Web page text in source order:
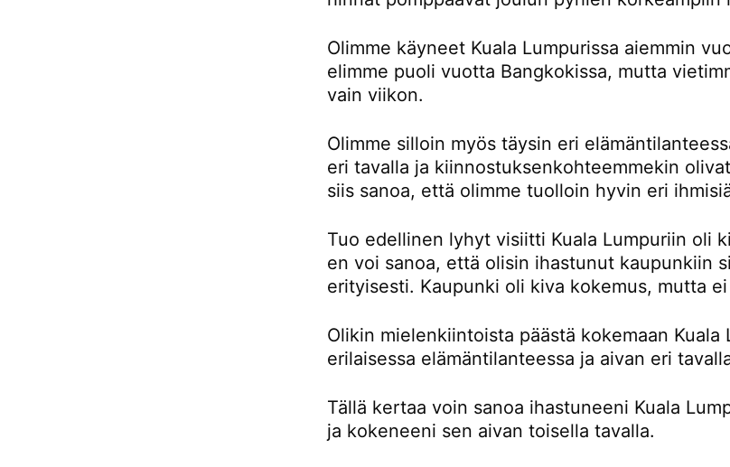
Olimme käyneet Kuala Lumpurissa aiemmin
elimme puoli vuotta Bangkokissa, mutta
vain viikon.
Olimme silloin myös täysin eri
eri tavalla ja kiinnostuksenkohteemmekin
siis sanoa, että olimme tuolloin hyvin eri
Tuo edellinen lyhyt visiitti Kuala Lumpuriin oli
en voi sanoa, että olisin ihastunut kaupunkiin
erityisesti. Kaupunki oli kiva kokemus, mutta
Olikin mielenkiintoista päästä kokemaan Kuala
erilaisessa elämäntilanteessa ja aivan eri
Tällä kertaa voin sanoa ihastuneeni Kuala
ja kokeneeni sen aivan toisella tavalla.